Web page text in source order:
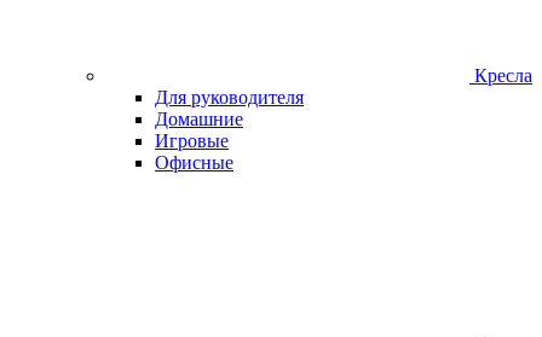
Кресла
Для руководителя
Домашние
Игровые
Офисные